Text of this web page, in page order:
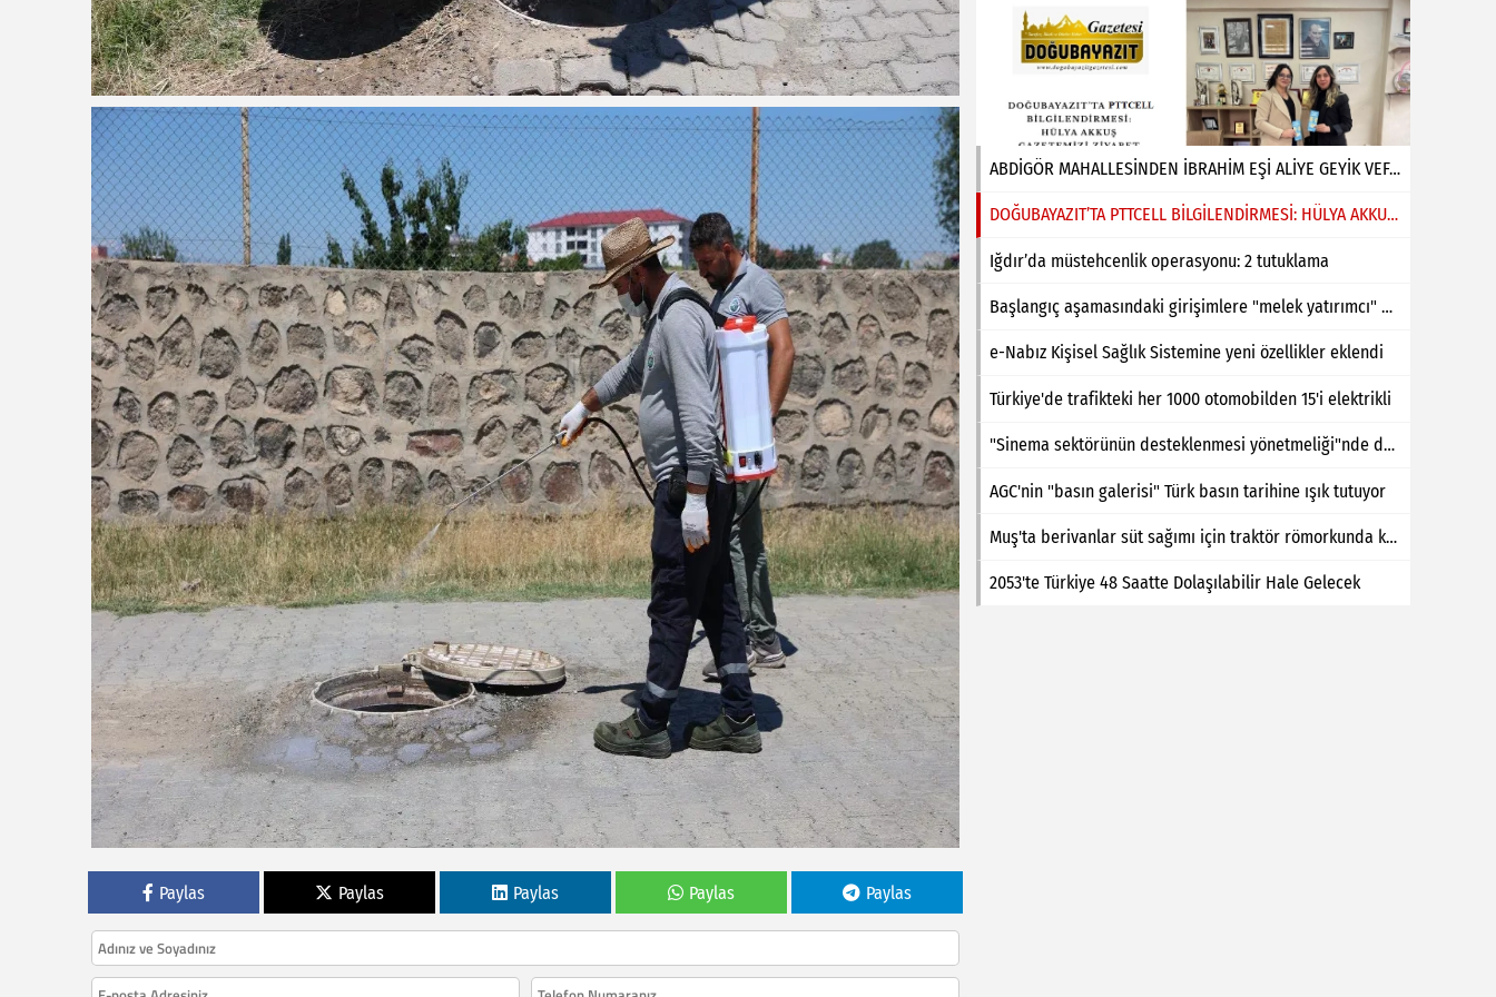
Paylas Paylas Paylas Paylas Paylas
ABDİGÖR MAHALLESİNDEN İBRAHİM EŞİ ALİYE GEYİK VEFAT ETMİŞTİR
DOĞUBAYAZIT’TA PTTCELL BİLGİLENDİRMESİ: HÜLYA AKKUŞ GAZETEMİZİ ZİYARET ETTİ
Iğdır’da müstehcenlik operasyonu: 2 tutuklama
Başlangıç aşamasındaki girişimlere "melek yatırımcı" desteği
e-Nabız Kişisel Sağlık Sistemine yeni özellikler eklendi
Türkiye'de trafikteki her 1000 otomobilden 15'i elektrikli
"Sinema sektörünün desteklenmesi yönetmeliği"nde değişiklik yapıldı
AGC'nin "basın galerisi" Türk basın tarihine ışık tutuyor
Muş'ta berivanlar süt sağımı için traktör römorkunda kilometrelerce yol kat ediyor
2053'te Türkiye 48 Saatte Dolaşılabilir Hale Gelecek